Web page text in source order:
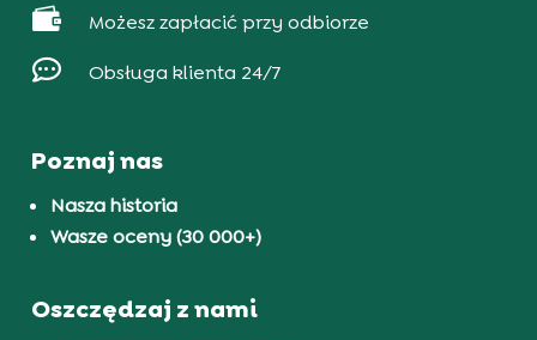
 Możesz zapłacić przy odbiorze
 Obsługa klienta 24/7
Poznaj nas
Nasza historia
Wasze oceny (30 000+)
Oszczędzaj z nami